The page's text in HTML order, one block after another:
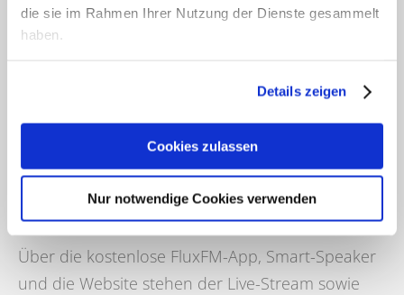
die sie im Rahmen Ihrer Nutzung der Dienste gesammelt
haben.
Details zeigen
Cookies zulassen
Nur notwendige Cookies verwenden
100,6 FluxFM erreicht seine Hörerschaft und
allen Lebenslagen.
Terrestrisch ist 100,6 FluxFM über die 100,6 MHz
in Berlin und Umland empfangbar.
Über die kostenlose FluxFM-App, Smart-Speaker
und die Website stehen der Live-Stream sowie